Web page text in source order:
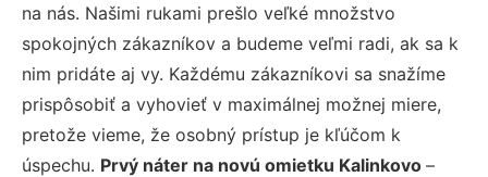
na nás. Našimi rukami prešlo veľké množstvo
spokojných zákazníkov a budeme veľmi radi, ak sa k
nim pridáte aj vy. Každému zákazníkovi sa snažíme
prispôsobiť a vyhovieť v maximálnej možnej miere,
pretože vieme, že osobný prístup je kľúčom k
úspechu. Prvý náter na novú omietku Kalinkovo –